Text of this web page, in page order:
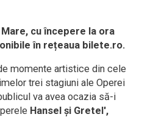
cu începere la ora
în rețeaua bilete.ro.
momente artistice din cele
trei stagiuni ale Operei
va avea ocazia să-i
Hansel și Gretel',